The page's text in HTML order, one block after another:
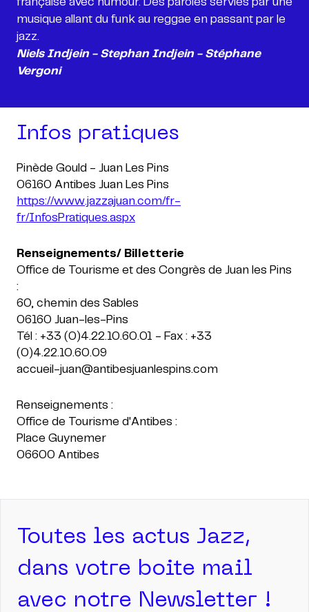
musique allant du funk au reggae en passant par le
Niels Indjein - Stephan Indjein - Stéphane
Vergoni
Infos pratiques
Pinède Gould - Juan Les Pins
https://www.jazzajuan.com/fr-
fr/InfosPratiques.aspx
Renseignements/ Billetterie
Office de Tourisme et des Congrès de Juan les Pins
:
60, chemin des Sables
06160 Juan-les-Pins
Tél : +33 (0)4.22.10.60.01 - Fax : +33
(0)4.22.10.60.09
accueil-juan@antibesjuanlespins.com
Renseignements :
Office de Tourisme d'Antibes :
Place Guynemer
Toutes les actus Jazz,
dans votre boite mail
avec notre Newsletter !